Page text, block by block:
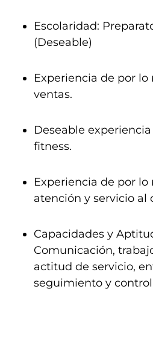
Escolaridad:
(Deseable)
Experiencia de por lo
ventas.
Deseable
fitness.
Experiencia de por lo
atención y servicio al
Capacidades y
Comunicación,
actitud de servicio,
seguimiento y